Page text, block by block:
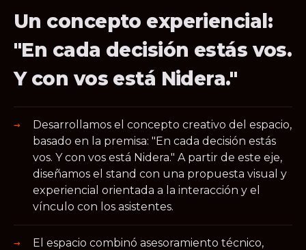
Un concepto experiencial:
"En cada decisión estás vos.
Y con vos está Nidera."
Desarrollamos el concepto creativo del espacio,
basado en la premisa: "En cada decisión estás
vos. Y con vos está Nidera." A partir de este eje,
diseñamos el stand con una propuesta visual y
experiencial orientada a la interacción y el
vínculo con los asistentes.
El espacio combinó asesoramiento técnico,